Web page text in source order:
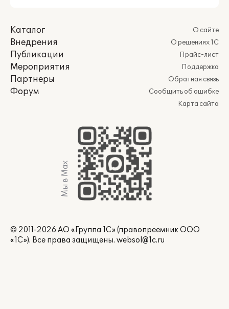
Каталог
Внедрения
Публикации
Мероприятия
Партнеры
Форум
О сайте
О решениях 1С
Прайс-лист
Поддержка
Обратная связь
Сообщить об ошибке
Карта сайта
Мы в Max
© 2011-2026 АО «Группа 1С» (правопреемник ООО
«1С»). Все права защищены. websol@1c.ru